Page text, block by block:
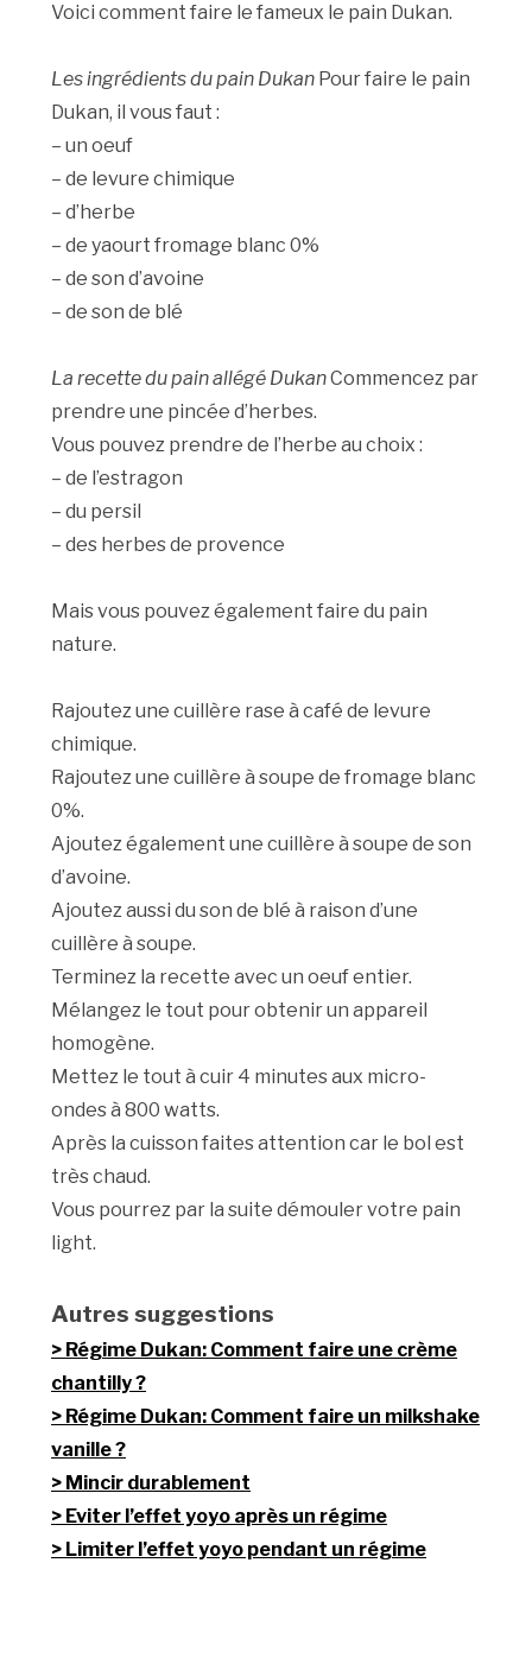
Voici comment faire le fameux le pain Dukan.
Les ingrédients du pain Dukan Pour faire le pain
Dukan, il vous faut :
– un oeuf
– de levure chimique
– d’herbe
– de yaourt fromage blanc 0%
– de son d’avoine
– de son de blé
La recette du pain allégé DukanCommencez par
prendre une pincée d’herbes.
Vous pouvez prendre de l’herbe au choix :
– de l’estragon
– du persil
– des herbes de provence
Mais vous pouvez également faire du pain
nature.
Rajoutez une cuillère rase à café de levure
chimique.
Rajoutez une cuillère à soupe de fromage blanc
0%.
Ajoutez également une cuillère à soupe de son
d’avoine.
Ajoutez aussi du son de blé à raison d’une
cuillère à soupe.
Terminez la recette avec un oeuf entier.
Mélangez le tout pour obtenir un appareil
homogène.
Mettez le tout à cuir 4 minutes aux micro-
ondes à 800 watts.
Après la cuisson faites attention car le bol est
très chaud.
Vous pourrez par la suite démouler votre pain
light.
Autres suggestions
Régime Dukan: Comment faire une crème
chantilly ?
Régime Dukan: Comment faire un milkshake
vanille ?
Mincir durablement
Eviter l’effet yoyo après un régime
Limiter l’effet yoyo pendant un régime